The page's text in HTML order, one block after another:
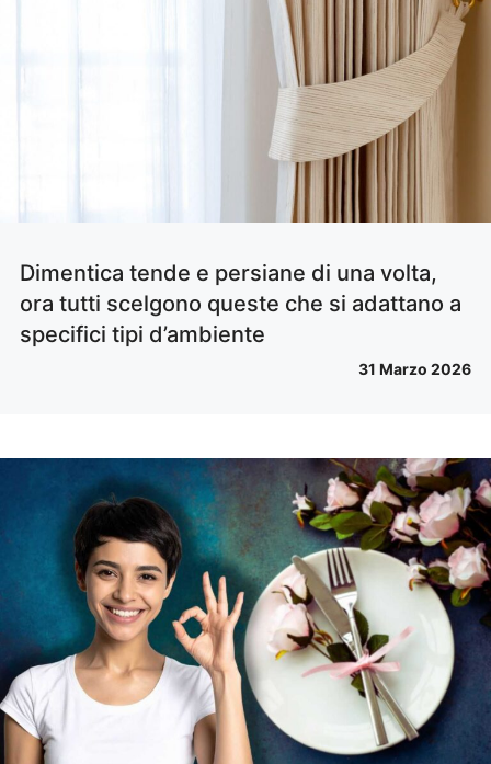
Dimentica tende e persiane di una volta,
ora tutti scelgono queste che si adattano a
specifici tipi d’ambiente
31 Marzo 2026